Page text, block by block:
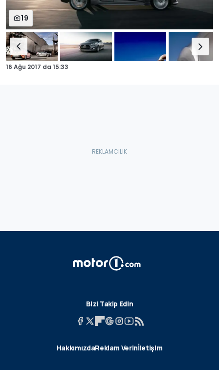
19
16 Ağu 2017 da 15:33
Bizi Takip Edin
HakkımızdaReklam Verinİletişim